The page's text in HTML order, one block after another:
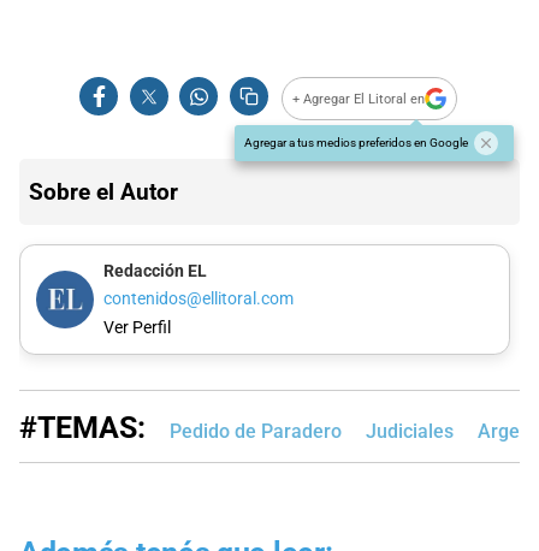
+ Agregar El Litoral en
Agregar a tus medios preferidos en Google
Sobre el Autor
Redacción EL
contenidos@ellitoral.com
Ver Perfil
#TEMAS: Pedido de Paradero Judiciales